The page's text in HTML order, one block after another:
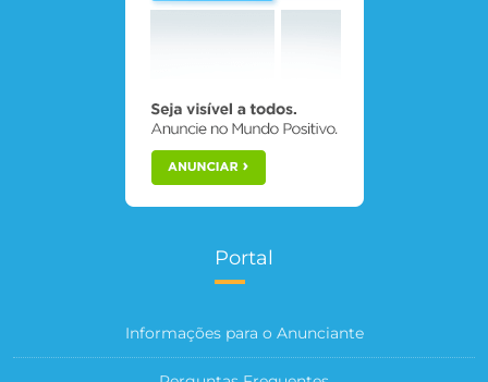
Portal
Informações para o Anunciante